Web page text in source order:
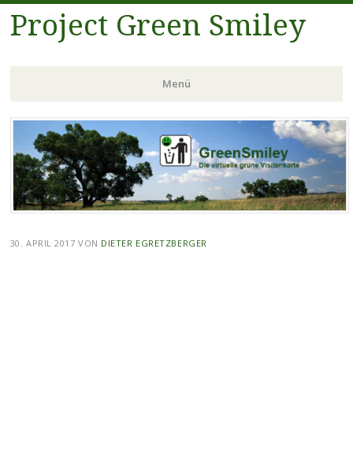
Project Green Smiley
Menü
Zum
Inhalt
springen
30. APRIL 2017 VON DIETER EGRETZBERGER